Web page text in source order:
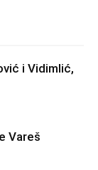
i Vidimlić,
Vareš